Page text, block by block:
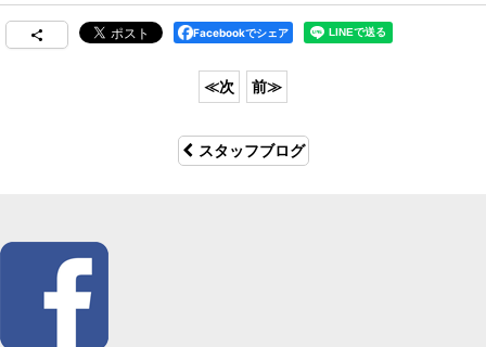
Facebookでシェア
スタッフブログ